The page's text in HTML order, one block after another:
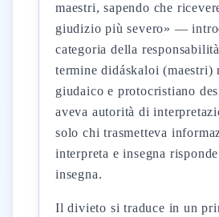
maestri, sapendo che
giudizio più severo» —
categoria della
termine didáskaloi (maestri)
giudaico e protocristiano
aveva autorità di
solo chi trasmetteva
interpreta e insegna
insegna.
Il divieto si traduce in un